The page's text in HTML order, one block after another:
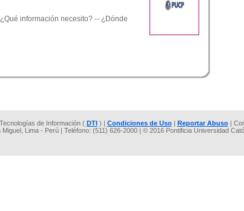
información necesito? -- ¿Dónde
de Información ( DTI) | Condiciones de Uso| Reportar Abuso|
Miguel, Lima - Perú | Teléfono: (511) 626-2000 | © 2016 Pontificia Universidad